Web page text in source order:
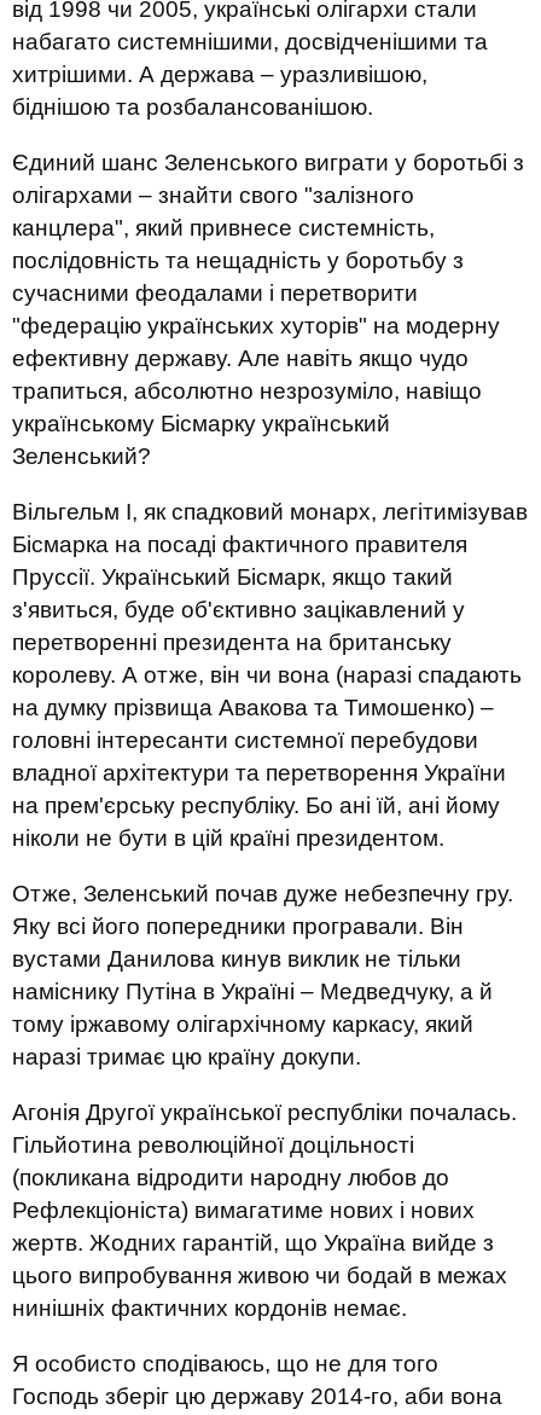
від 1998 чи 2005, українські олігархи стали
набагато системнішими, досвідченішими та
хитрішими. А держава – уразливішою,
біднішою та розбалансованішою.
Єдиний шанс Зеленського виграти у боротьбі з
олігархами – знайти свого "залізного
канцлера", який привнесе системність,
послідовність та нещадність у боротьбу з
сучасними феодалами і перетворити
"федерацію українських хуторів" на модерну
ефективну державу. Але навіть якщо чудо
трапиться, абсолютно незрозуміло, навіщо
українському Бісмарку український
Зеленський?
Вільгельм І, як спадковий монарх, легітимізував
Бісмарка на посаді фактичного правителя
Пруссії. Український Бісмарк, якщо такий
з'явиться, буде об'єктивно зацікавлений у
перетворенні президента на британську
королеву. А отже, він чи вона (наразі спадають
на думку прізвища Авакова та Тимошенко) –
головні інтересанти системної перебудови
владної архітектури та перетворення України
на прем'єрську республіку. Бо ані їй, ані йому
ніколи не бути в цій країні президентом.
Отже, Зеленський почав дуже небезпечну гру.
Яку всі його попередники програвали. Він
вустами Данилова кинув виклик не тільки
наміснику Путіна в Україні – Медведчуку, а й
тому іржавому олігархічному каркасу, який
наразі тримає цю країну докупи.
Агонія Другої української республіки почалась.
Гільйотина революційної доцільності
(покликана відродити народну любов до
Рефлекціоніста) вимагатиме нових і нових
жертв. Жодних гарантій, що Україна вийде з
цього випробування живою чи бодай в межах
нинішніх фактичних кордонів немає.
Я особисто сподіваюсь, що не для того
Господь зберіг цю державу 2014-го, аби вона